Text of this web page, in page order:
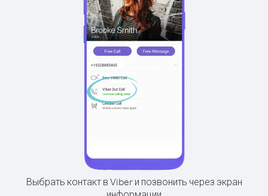
Выбрать контакт в Viber и позвонить через экран